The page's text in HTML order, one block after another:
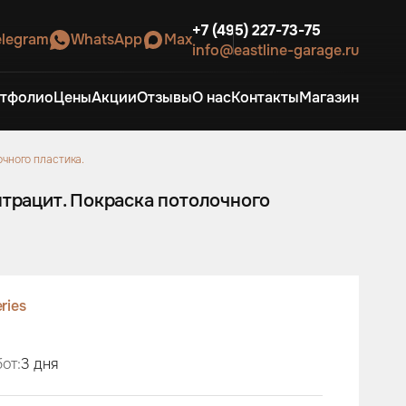
WhatsApp Max+7 (495) 227-73-75
info@eastline-garage.ru
ЦеныАкцииОтзывыО насКонтактыМагазин
пластика.
Покраска потолочного
3 дня